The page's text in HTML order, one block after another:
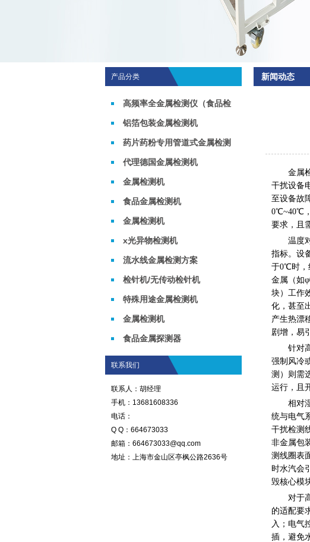
新闻动态
金属
干扰设备
至设备故
0℃~40℃
要求，且
温度
指标。设
于0℃时，
金属（如φ
块）工作
化，甚至
产生热漂
剧增，易
针对
强制风冷
测）则需
运行，且
相对
统与电气
干扰检测
非金属包
测线圈表
时水汽会
毁核心模
对于
的适配要
入；电气
插，避免
产品分类
高频率全金属检测仪（食品检
测机）铝箔包装金属检测机
药片药粉专用管道式金属检测
机 代理德国金属检测机
金属检测机
食品金属检测机
金属检测机
x光异物检测机
流水线金属检测方案
检针机/无传动检针机
特殊用途金属检测机
金属检测机
食品金属探测器
联系我们
联系人：胡经理
手机：13681608336
电话：
Q Q：664673033
邮箱：664673033@qq.com
地址：上海市金山区亭枫公路2636号